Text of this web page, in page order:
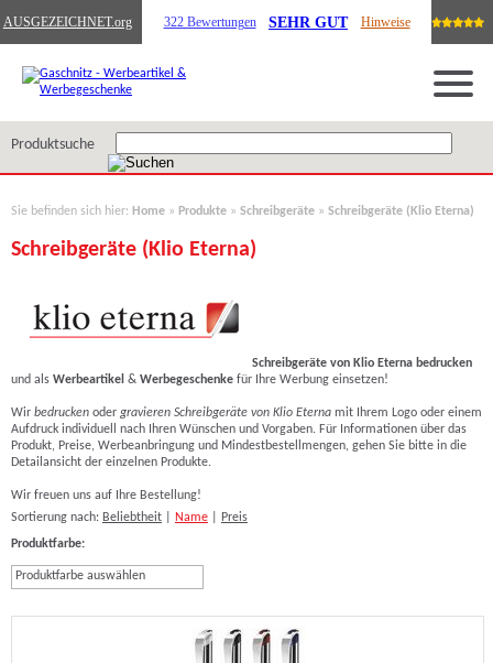
AUSGEZEICHNET.org 322 Bewertungen SEHR GUT Hinweise
Produktsuche
Sie befinden sich hier: Home » Produkte » Schreibgeräte » Schreibgeräte (Klio Eterna)
Schreibgeräte (Klio Eterna)
Schreibgeräte von Klio Eterna bedrucken
und als Werbeartikel & Werbegeschenke für Ihre Werbung einsetzen!
Wir bedrucken oder gravieren Schreibgeräte von Klio Eterna mit Ihrem Logo oder einem
Aufdruck individuell nach Ihren Wünschen und Vorgaben. Für Informationen über das
Produkt, Preise, Werbeanbringung und Mindestbestellmengen, gehen Sie bitte in die
Detailansicht der einzelnen Produkte.
Wir freuen uns auf Ihre Bestellung!
Sortierung nach: Beliebtheit Name
Preis
Produktfarbe:
Produktfarbe auswählen